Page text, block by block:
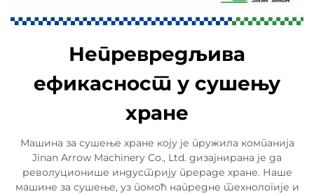
Непревредљива
ефикасност у сушењу
хране
Машина за сушење хране коју је пружила компанија
Jinan Arrow Machinery Co., Ltd. дизајнирана је да
револуционише индустрију прераде хране. Наше
машине за сушење, уз помоћ напредне технологије и